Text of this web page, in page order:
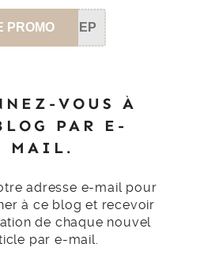
PROMO SEP
VOUS À
PAR E-
MAIL.
adresse e-mail pour
à ce blog et recevoir
de chaque nouvel
par e-mail.